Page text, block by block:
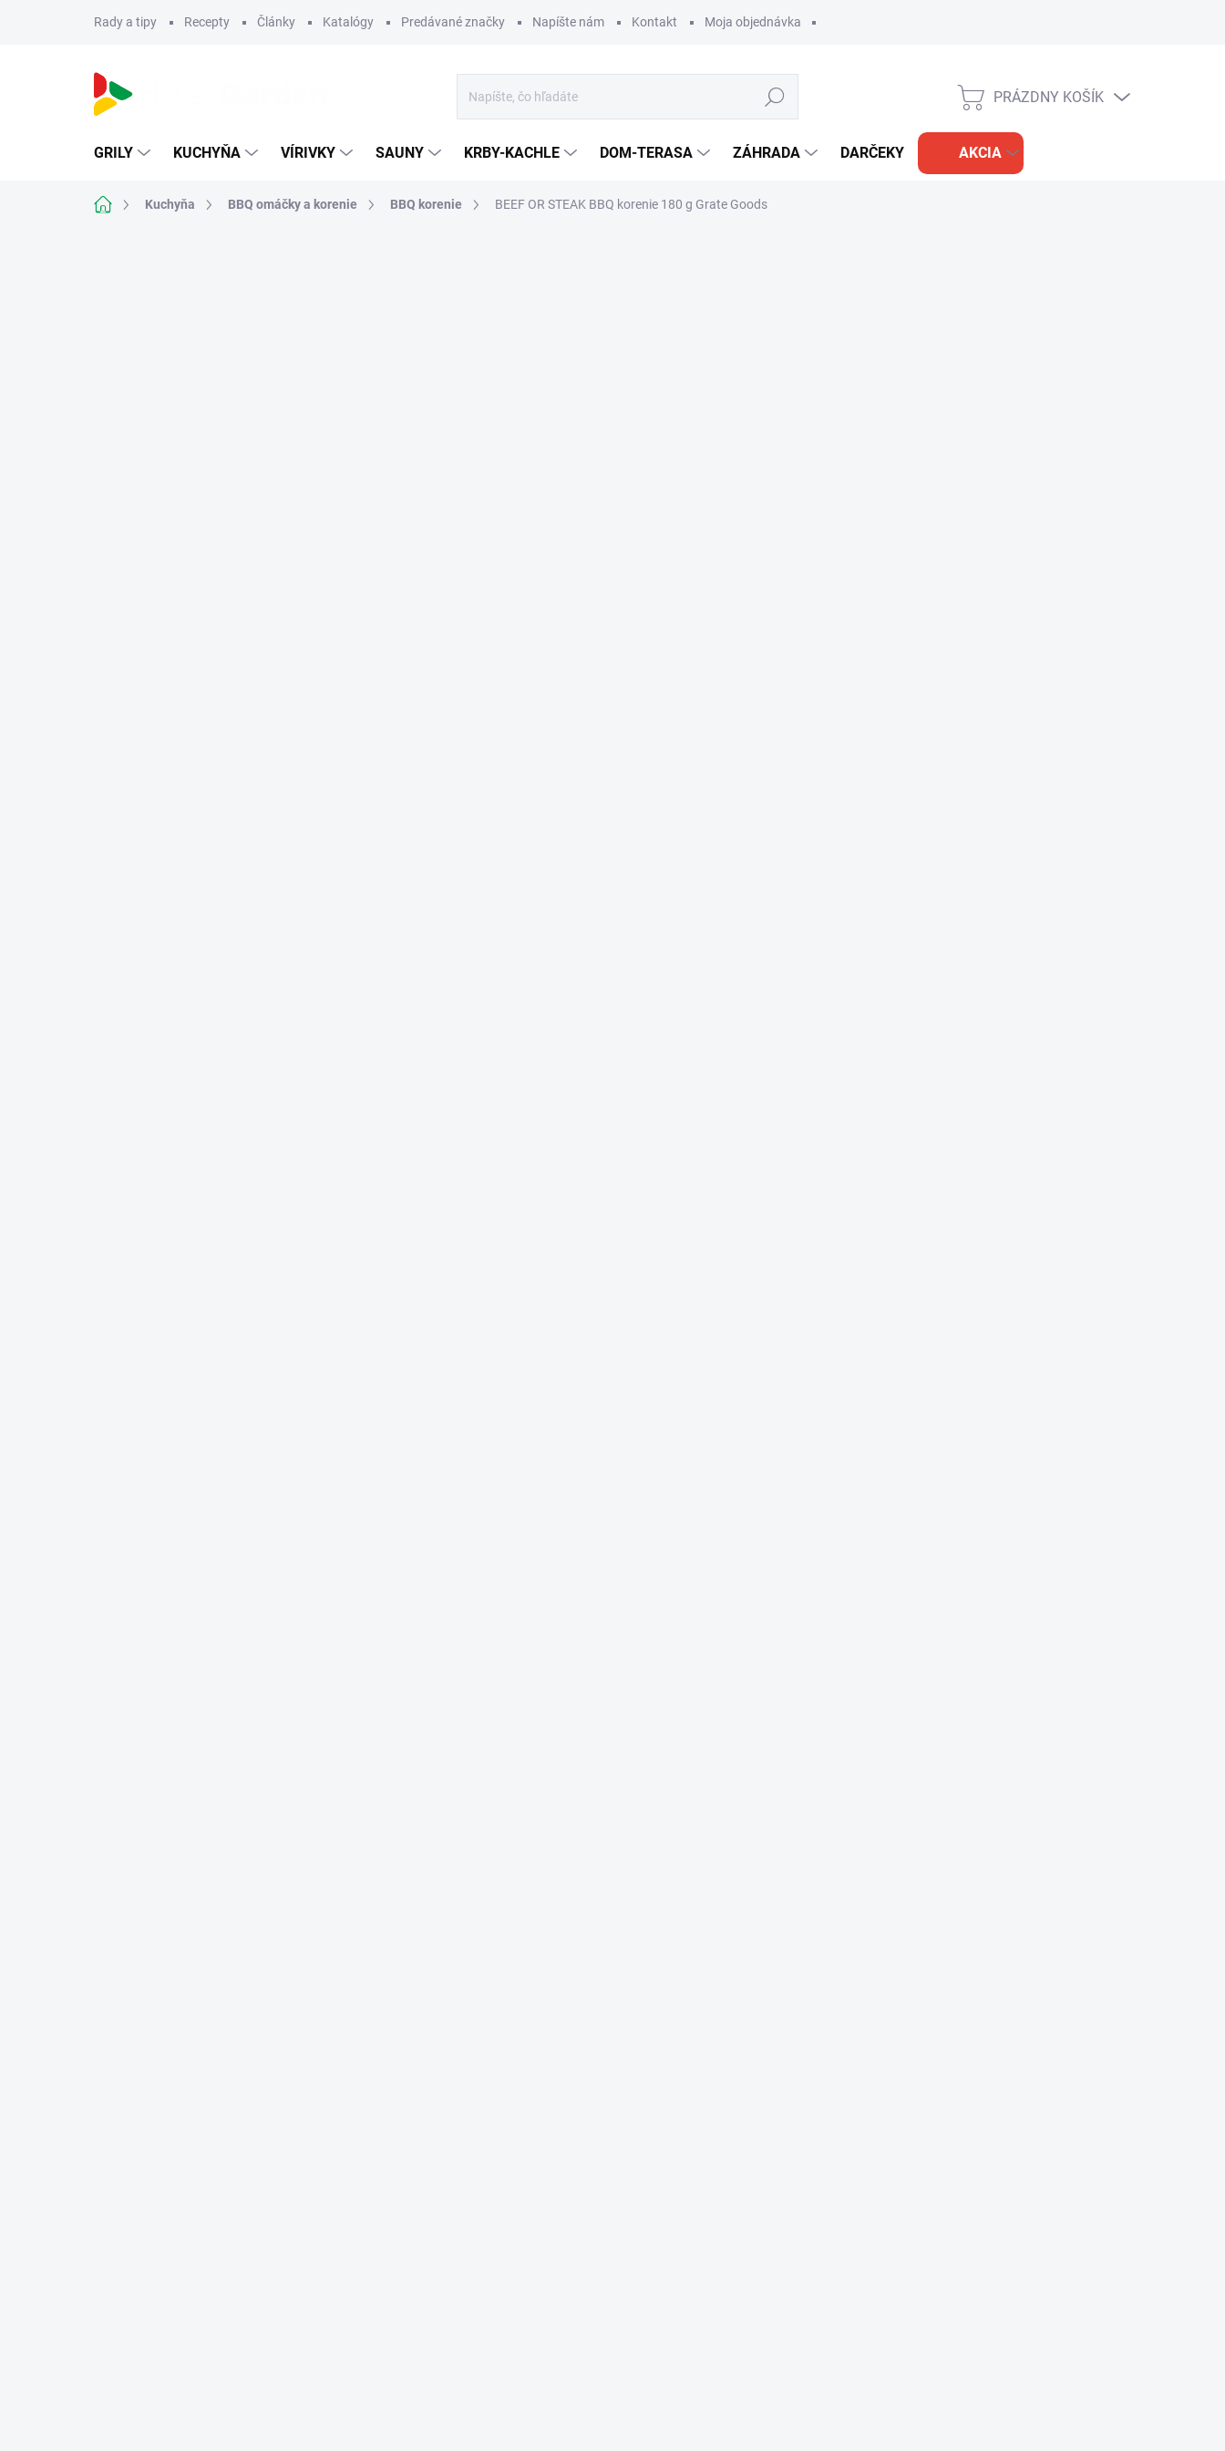
Rady a tipy Recepty Články Katalógy Predávané značky Napíšte nám Kontakt Moja objednávka
Hľadať
NÁKUPNÝ
PRÁZDNY KOŠÍK
GRILY KUCHYŇA VÍRIVKY SAUNY KRBY-KACHLE DOM-TERASA ZÁHRADA DARČEKY AKCIA
DomovKuchyňa BBQ omáčky a korenie BBQ korenie BEEF OR STEAK BBQ korenie 180 g Grate Goods